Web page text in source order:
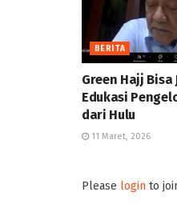
BERITA
Green Hajj Bisa
Edukasi
dari Hulu
11 Maret, 2026
Please login to